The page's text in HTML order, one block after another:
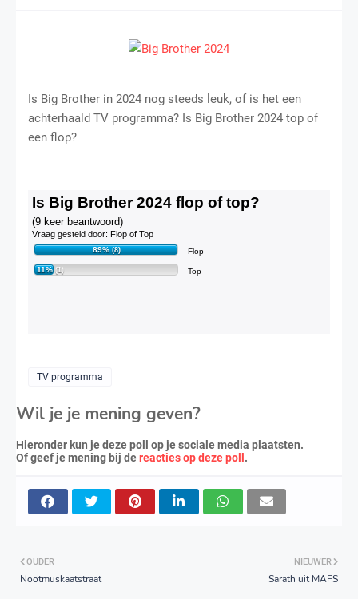
Is Big Brother in 2024 nog steeds leuk, of is het een
achterhaald TV programma? Is Big Brother 2024 top of
een flop?
TV programma
Wil je je mening geven?
Hieronder kun je deze poll op je sociale media plaatsten.
Of geef je mening bij dereacties op deze poll .
NIEUWER
Sarath uit MAFS
OUDER
Nootmuskaatstraat